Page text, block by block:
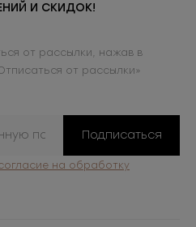
И СКИДОК!
от рассылки, нажав в
от рассылки»
Подписаться
на обработку